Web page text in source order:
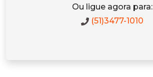
Ou ligue agora para:
(51)3477-1010